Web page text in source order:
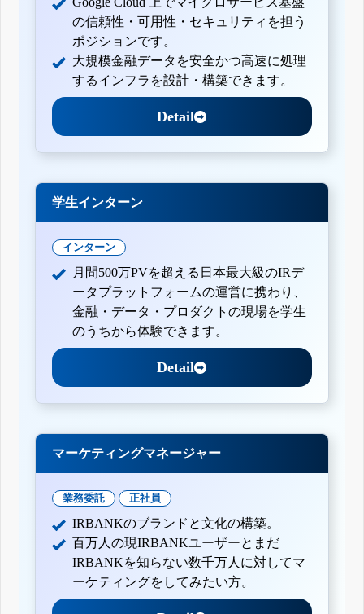
の信頼性・可用性・セキュリティを担う
ポジションです。
大規模金融データを安全かつ高速に処理
するインフラを設計・構築できます。
Detail
学生インターン
インターン
月間500万PVを超える日本最大級のIRデ
ータプラットフォームの運営に携わり、
金融・データ・プロダクトの現場を学生
のうちから体験できます。
Detail
マーケティングマネージャー
業務委託 正社員
IRBANKのブランドと文化の構築。
百万人の現IRBANKユーザーとまだ
IRBANKを知らない数千万人に対してマ
ーケティングをしてみたい方。